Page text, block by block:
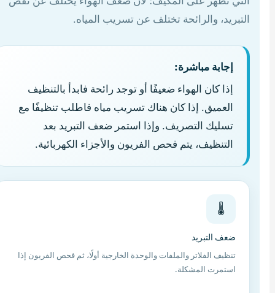
التبريد، والرائحة تختلف عن تسريب المياه.
إجابة مباشرة:
إذا كان الهواء ضعيفًا أو توجد رائحة فابدأ بالتنظيف
العميق. إذا كان هناك تسريب مياه فاطلب تنظيفًا مع
تسليك التصريف. وإذا استمر ضعف التبريد بعد
التنظيف، يتم فحص الفريون والأجزاء الكهربائية.
🌡️
ضعف التبريد
تنظيف الفلاتر والملفات والوحدة الخارجية أولًا، ثم فحص الفريون إذا
استمرت المشكلة.